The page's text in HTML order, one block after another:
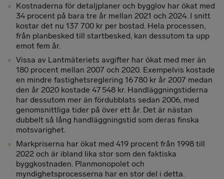
Kostnaderna för detaljplaner och bygglov har ökat med
34 procent på bara tre år mellan 2021 och 2024. I snitt
kostar det nu 137 700 kr per bostad. Hela processen,
från planbesked till startbesked, kan dessutom ta upp
emot fem år.
Vissa av Lantmäteriets avgifter har ökat med mer än
180 procent mellan 2007 och 2020. Exempelvis kostade
en mindre fastighetsreglering 16 780 kr år 2007 medan
den år 2020 kostade 47 548 kr. Handläggningstiderna
har dessutom mer än fördubblats sedan 2006, med
genomsnittliga tider på över ett år. Det är nästan
dubbelt så lång handläggningstid som deras finska
motsvarighet.
Markpriserna har ökat med 419 procent från 1998 till
2022 och är ibland lika stor som den faktiska
byggkostnaden. Planmonopolet och
myndighetsprocesserna har en stor del i detta.